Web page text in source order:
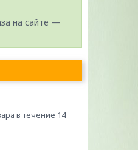
на сайте —
в течение 14